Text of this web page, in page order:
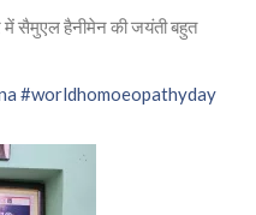
में सैमुएल हैनीमेन की जयंती बहुत
#worldhomoeopathyday